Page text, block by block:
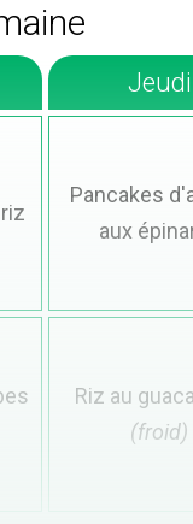
Jeudi
Pancakes
aux
Riz au
(froid)